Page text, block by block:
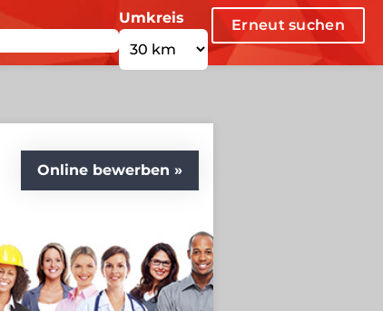
Umkreis Erneut suchen
Online bewerben